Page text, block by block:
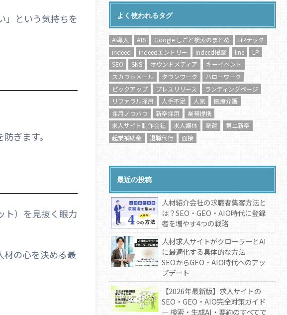
」という気持ちを
ぎます。
ト）を見抜く眼力
材の心を決める最
よく使われるタグ
AI導入 ATS Google しごと検索のまとめ
HRテック
indeed
indeedエントリー indeed掲載 line
LP
SEO
SNS オウンドメディア
キーイベント
スカウトメール
タウンワーク
ハローワーク
ピックアップ
プレスリリース
ランディングページ
リファラル採用
人手不足 人気
医療介護
採用ノウハウ
新卒採用
業務提携
求人サイト制作会社
求人媒体 派遣
第二新卒
起業補助金
退職代行 面接
最近の投稿
人材紹介会社の求職者集客方法と
は？SEO・GEO・AIO時代に登録
者を増やす4つの戦略
人材求人サイトがクローラーとAI
に最適化する具体的な方法 ──
SEOからGEO・AIO時代へのアッ
プデート
【2026年最新版】求人サイトの
SEO・GEO・AIO完全対策ガイド
— 検索・生成AI・要約のすべてで